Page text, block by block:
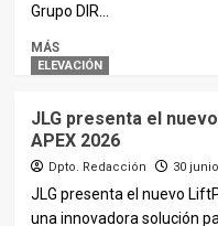
Grupo DIR...
MÁS
ELEVACIÓN
JLG presenta el
APEX 2026
Dpto. Redacción 30
JLG presenta el nuevo
una innovadora solución